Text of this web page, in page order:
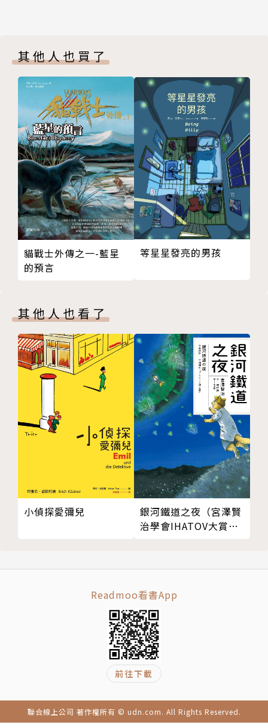
睡中他變成了一條魚，在水中自在的游著，卻因為肚子
變成鯉魚的薛偉被提進衙門，活生生的被做成一道紅燒
鯉魚，而他的同事們正準備要吃他！
薛偉會被吃掉嗎？同事們知不知道他們正要吃下自己的
好朋友？薛偉能再活過來嗎？
其他人也買了
貓戰士外傳之一-藍星
的預言
等星星發亮的男孩
其他人也看了
小偵探愛彌兒
銀河鐵道之夜（宮澤賢
治學會IHATOV大賞作
Readmoo看書App
前往下載
聯合線上公司 著作權所有 © udn.com. All Rights Reserved.